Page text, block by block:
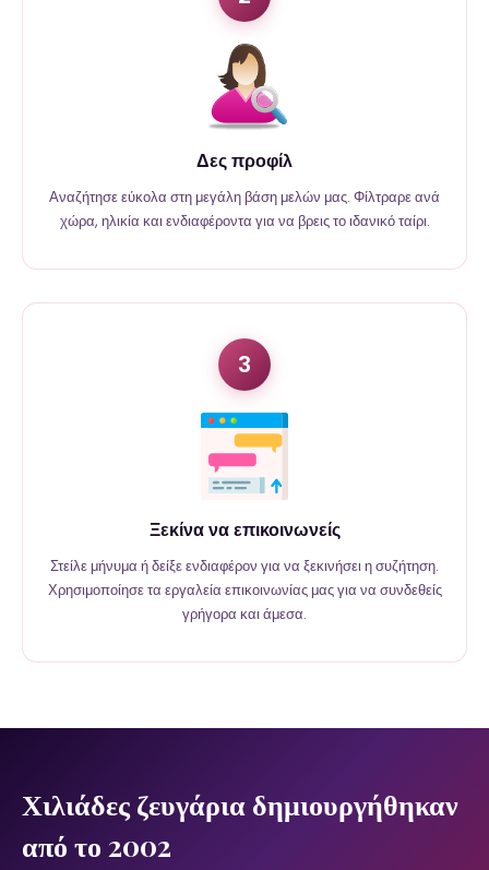
Δες προφίλ
Αναζήτησε εύκολα στη μεγάλη βάση μελών μας. Φίλτραρε ανά
χώρα, ηλικία και ενδιαφέροντα για να βρεις το ιδανικό ταίρι.
3
Ξεκίνα να επικοινωνείς
Στείλε μήνυμα ή δείξε ενδιαφέρον για να ξεκινήσει η συζήτηση.
Χρησιμοποίησε τα εργαλεία επικοινωνίας μας για να συνδεθείς
γρήγορα και άμεσα.
Χιλιάδες ζευγάρια δημιουργήθηκαν
από το 2002